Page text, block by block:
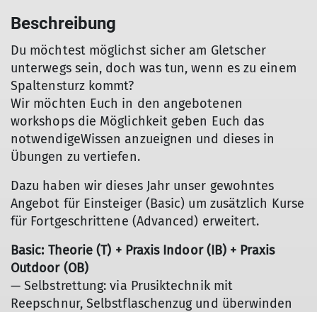
Beschreibung
Du möchtest möglichst sicher am Gletscher
unterwegs sein, doch was tun, wenn es zu einem
Spaltensturz kommt?
Wir möchten Euch in den angebotenen
workshops die Möglichkeit geben Euch das
notwendigeWissen anzueignen und dieses in
Übungen zu vertiefen.
Dazu haben wir dieses Jahr unser gewohntes
Angebot für Einsteiger (Basic) um zusätzlich Kurse
für Fortgeschrittene (Advanced) erweitert.
Basic: Theorie (T) + Praxis Indoor (IB) + Praxis
Outdoor (OB)
— Selbstrettung: via Prusiktechnik mit
Reepschnur, Selbstflaschenzug und überwinden